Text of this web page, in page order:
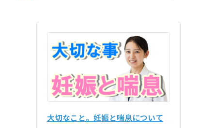
大切なこと。妊娠と喘息について